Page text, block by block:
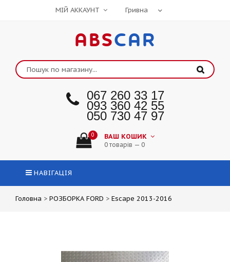
МІЙ АККАУНТ
ABSCAR
067 260 33 17
093 360 42 55
050 730 47 97
0 ВАШ КОШИК
0 товарів — 0
НАВІГАЦІЯ
Головна > РОЗБОРКА FORD > Escape 2013-2016